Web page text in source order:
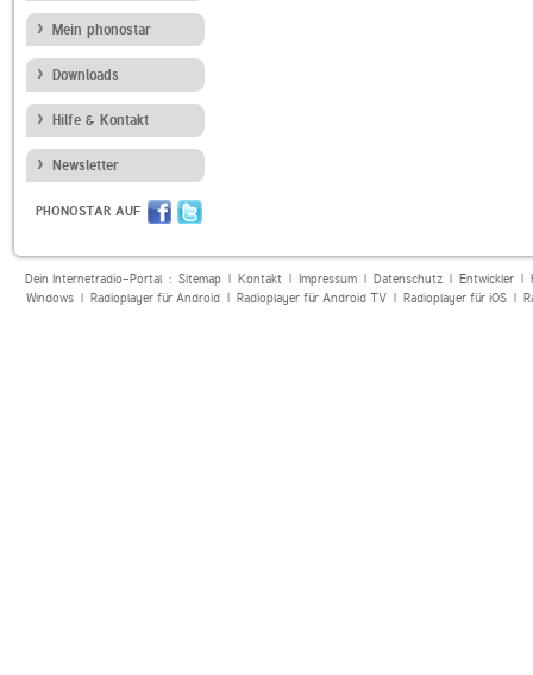
Mein phonostar
Downloads
Hilfe & Kontakt
Newsletter
PHONOSTAR AUF
Dein Internetradio-Portal : Sitemap| Kontakt| Impressum| Datenschutz| Entwickler|
Windows| Radioplayer für Android| Radioplayer für Android TV| Radioplayer für iOS|